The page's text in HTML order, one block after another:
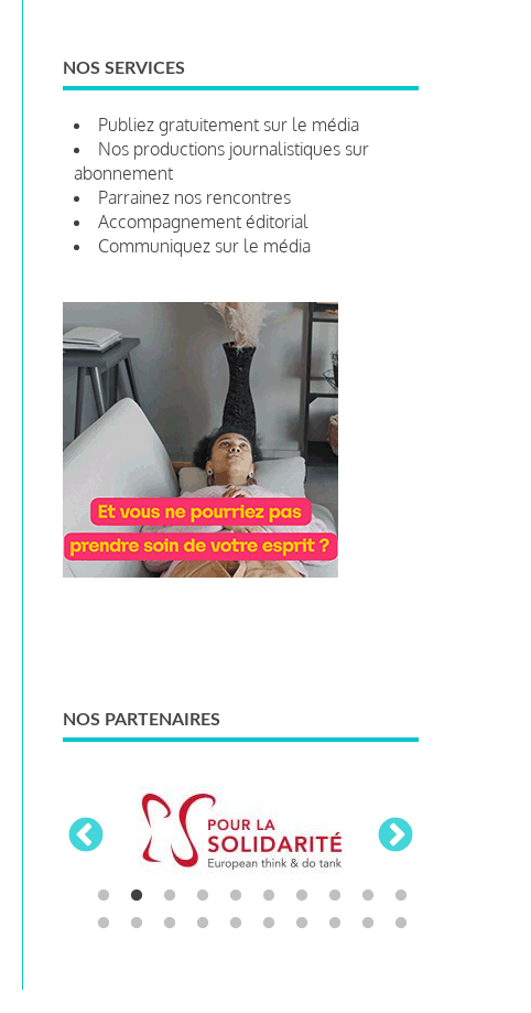
NOS SERVICES
Publiez gratuitement sur le média
Nos productions journalistiques sur
abonnement
Parrainez nos rencontres
Accompagnement éditorial
Communiquez sur le média
NOS PARTENAIRES